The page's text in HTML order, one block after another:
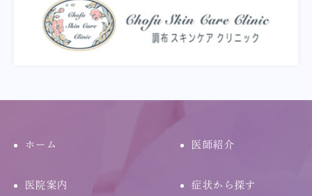
ホーム 医師紹介
医院案内 症状から探す